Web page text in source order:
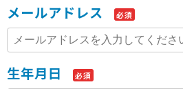
メールアドレス 必須
生年月日 必須